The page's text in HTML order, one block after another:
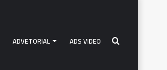
ADVETORIAL ADS VIDEO Search